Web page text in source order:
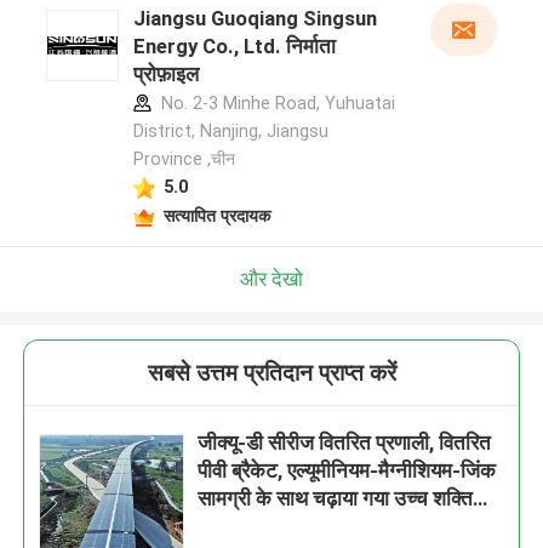
Jiangsu Guoqiang Singsun
Energy Co., Ltd. निर्माता
प्रोफ़ाइल
No. 2-3 Minhe Road, Yuhuatai
District, Nanjing, Jiangsu
Province ,चीन
5.0
सत्यापित प्रदायक
और देखो
सबसे उत्तम प्रतिदान प्राप्त करें
जीक्यू-डी सीरीज वितरित प्रणाली, वितरित
पीवी ब्रैकेट, एल्यूमीनियम-मैग्नीशियम-जिंक
सामग्री के साथ चढ़ाया गया उच्च शक्ति